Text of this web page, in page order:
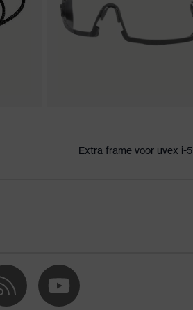
Extra frame voor uvex i-5